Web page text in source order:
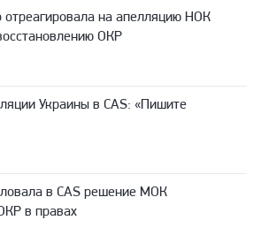
отреагировала на апелляцию НОК
ОКР
Украины в CAS: «Пишите
в CAS решение МОК
в правах